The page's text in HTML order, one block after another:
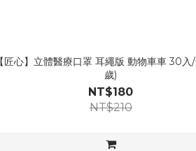
【匠心】立體醫療口罩 耳繩版 動物車車 30
歲)
NT$180
NT$210